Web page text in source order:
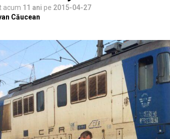
acum 11 ani pe 2015-04-27
Căucean